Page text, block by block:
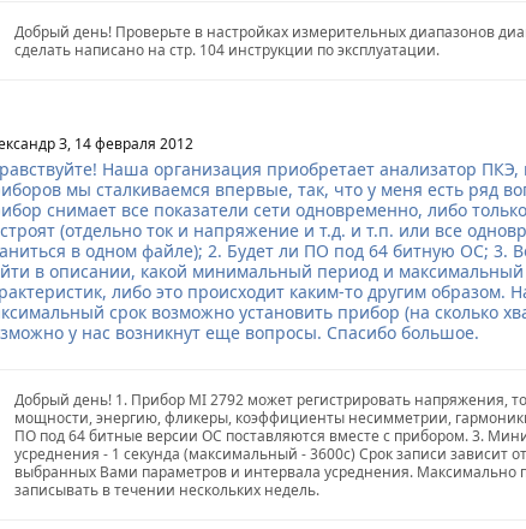
Добрый день! Проверьте в настройках измерительных диапазонов
сделать написано на стр. 104 инструкции по эксплуатации.
З, 14 февраля 2012
Наша организация приобретает анализатор
мы сталкиваемся впервые, так, что у меня есть ряд
снимает все показатели сети одновременно, либо
(отдельно ток и напряжение и т.д. и т.п. или все
в одном файле); 2. Будет ли ПО под 64 битную ОС; 3.
в описании, какой минимальный период и максимальный
либо это происходит каким-то другим образом.
срок возможно установить прибор (на сколько
у нас возникнут еще вопросы. Спасибо большое.
Добрый день! 1. Прибор MI 2792 может регистрировать напряжения,
мощности, энергию, фликеры, коэффициенты несимметрии,
ПО под 64 битные версии ОС поставляются вместе с прибором. 3.
усреднения - 1 секунда (максимальный - 3600с) Срок записи зависит
выбранных Вами параметров и интервала усреднения. Максимально
записывать в течении нескольких недель.